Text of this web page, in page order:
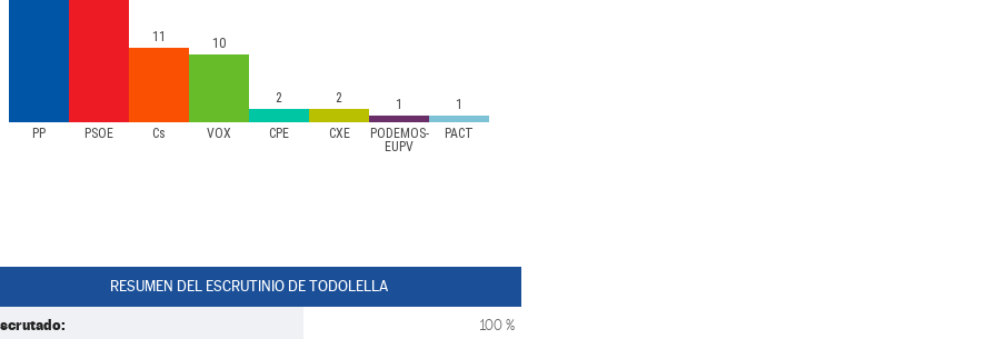
PP PSOE Cs VOX CPE CXE
PODEMOS-
EUPV
PACT
11 10
2 2 1 1
RESUMEN DEL ESCRUTINIO DE TODOLELLA
100 %